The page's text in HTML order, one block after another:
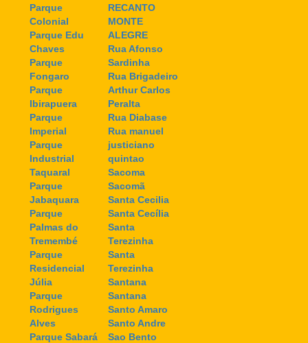
Parque
Colonial
Parque Edu
Chaves
Parque
Fongaro
Parque
Ibirapuera
Parque
Imperial
Parque
Industrial
Taquaral
Parque
Jabaquara
Parque
Palmas do
Tremembé
Parque
Residencial
Júlia
Parque
Rodrigues
Alves
Parque Sabará
RECANTO
MONTE
ALEGRE
Rua Afonso
Sardinha
Rua Brigadeiro
Arthur Carlos
Peralta
Rua Diabase
Rua manuel
justiciano
quintao
Sacoma
Sacomã
Santa Cecilia
Santa Cecília
Santa
Terezinha
Santa
Terezinha
Santana
Santana
Santo Amaro
Santo Andre
Sao Bento